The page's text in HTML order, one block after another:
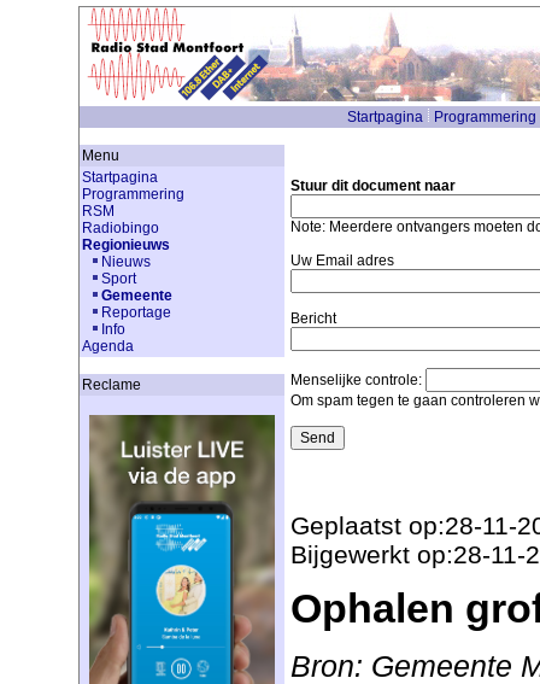
Startpagina Programmering
Menu
Startpagina
Programmering
RSM
Radiobingo
Regionieuws
Nieuws
Sport
Gemeente
Reportage
Info
Agenda
Reclame
Stuur dit document naar
Note: Meerdere ontvangers moeten
Uw Email adres
Bericht
Menselijke controle:
Om spam tegen te gaan controleren
Geplaatst op:28-11-
Bijgewerkt op:28-11-
Ophalen
Bron: Gemeente